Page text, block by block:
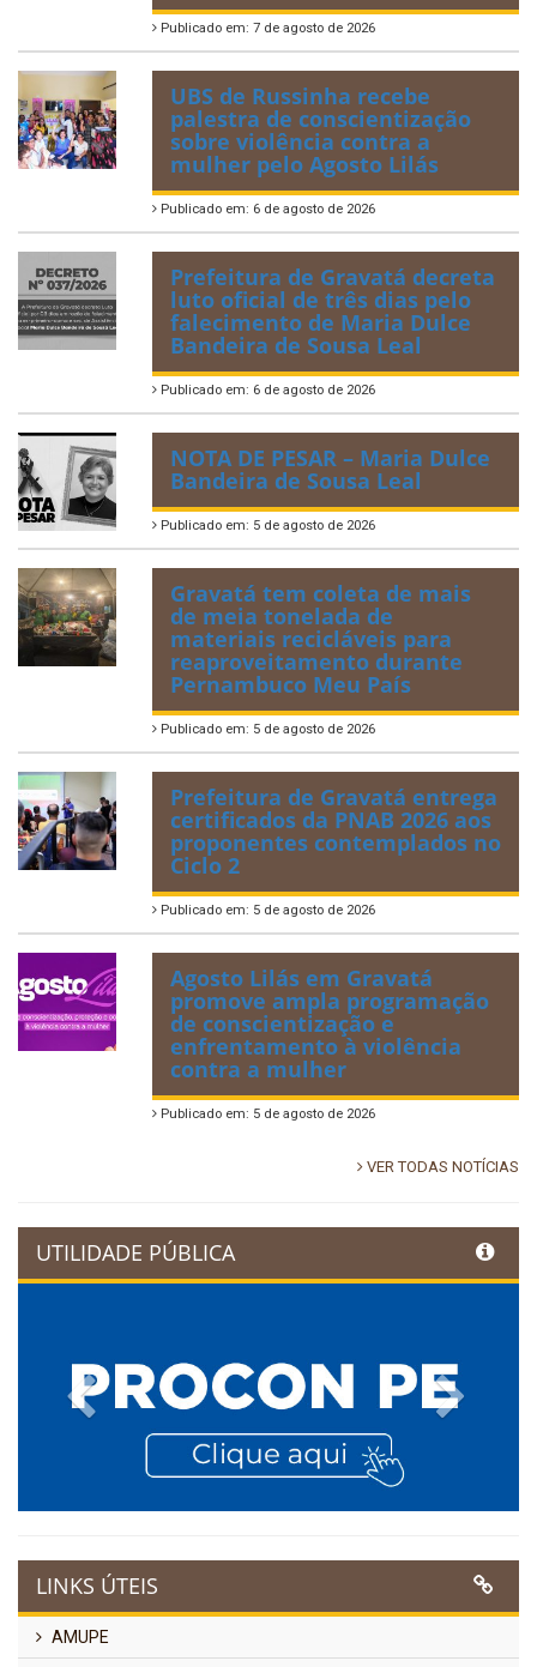
Publicado em: 7 de agosto de 2026
UBS de Russinha recebe
palestra de conscientização
sobre violência contra a
mulher pelo Agosto Lilás
Publicado em: 6 de agosto de 2026
Prefeitura de Gravatá decreta
luto oficial de três dias pelo
falecimento de Maria Dulce
Bandeira de Sousa Leal
Publicado em: 6 de agosto de 2026
NOTA DE PESAR – Maria Dulce
Bandeira de Sousa Leal
Publicado em: 5 de agosto de 2026
Gravatá tem coleta de mais
de meia tonelada de
materiais recicláveis para
reaproveitamento durante
Pernambuco Meu País
Publicado em: 5 de agosto de 2026
Prefeitura de Gravatá entrega
certificados da PNAB 2026 aos
proponentes contemplados no
Ciclo 2
Publicado em: 5 de agosto de 2026
Agosto Lilás em Gravatá
promove ampla programação
de conscientização e
enfrentamento à violência
contra a mulher
Publicado em: 5 de agosto de 2026
VER TODAS NOTÍCIAS
UTILIDADE PÚBLICA
Previous
LINKS ÚTEIS
AMUPE